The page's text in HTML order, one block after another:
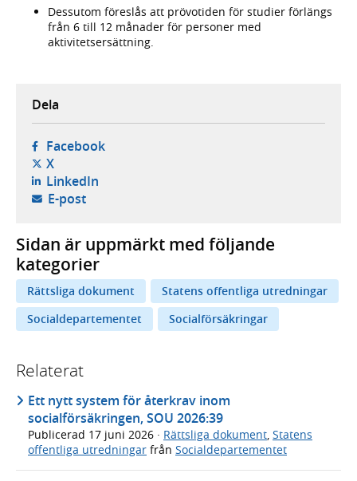
Dessutom föreslås att prövotiden för studier förlängs
från 6 till 12 månader för personer med
aktivitetsersättning.
Dela
Facebook- öppnas i ny flik, extern webbplats,
X- öppnas i ny flik, extern webbplats,
LinkedIn- öppnas i ny flik, extern webbplats,
E-post- öppnar din e-postklient,
Sidan är uppmärkt med följande
kategorier
Rättsliga dokument
Statens offentliga utredningar
Socialdepartementet
Socialförsäkringar
Relaterat
Ett nytt system för återkrav inom
socialförsäkringen, SOU 2026:39
Publicerad 17 juni 2026 · Rättsliga dokument, Statens
offentliga utredningar från Socialdepartementet